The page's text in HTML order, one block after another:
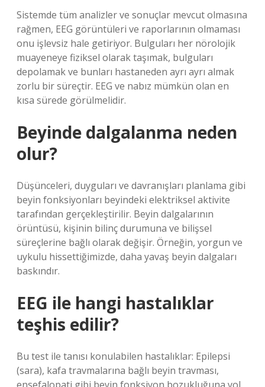
Sistemde tüm analizler ve sonuçlar mevcut olmasına
rağmen, EEG görüntüleri ve raporlarının olmaması
onu işlevsiz hale getiriyor. Bulguları her nörolojik
muayeneye fiziksel olarak taşımak, bulguları
depolamak ve bunları hastaneden ayrı ayrı almak
zorlu bir süreçtir. EEG ve nabız mümkün olan en
kısa sürede görülmelidir.
Beyinde dalgalanma neden
olur?
Düşünceleri, duyguları ve davranışları planlama gibi
beyin fonksiyonları beyindeki elektriksel aktivite
tarafından gerçekleştirilir. Beyin dalgalarının
örüntüsü, kişinin bilinç durumuna ve bilişsel
süreçlerine bağlı olarak değişir. Örneğin, yorgun ve
uykulu hissettiğimizde, daha yavaş beyin dalgaları
baskındır.
EEG ile hangi hastalıklar
teşhis edilir?
Bu test ile tanısı konulabilen hastalıklar: Epilepsi
(sara), kafa travmalarına bağlı beyin travması,